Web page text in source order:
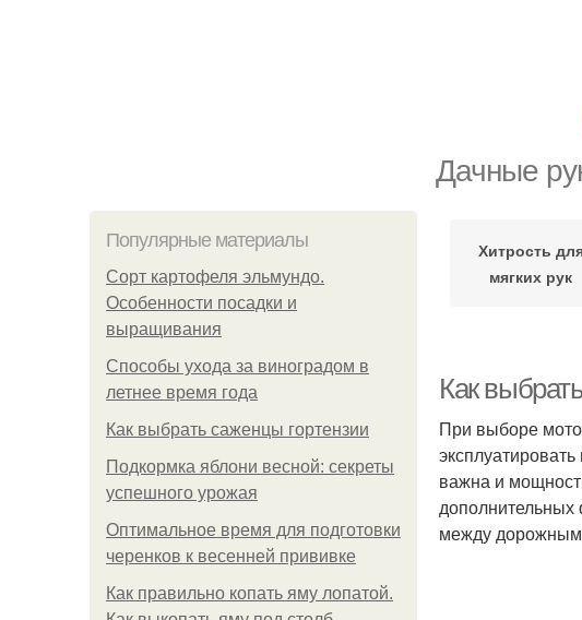
Дачные
Популярные материалы
Сорт картофеля эльмундо.
Особенности посадки и
выращивания
Способы ухода за виноградом в
летнее время года
Как выбрать саженцы гортензии
Подкормка яблони весной: секреты
успешного урожая
Оптимальное время для подготовки
черенков к весенней прививке
Как правильно копать яму лопатой.
Хитрость
мягких рук
Как
При выборе
важна и
дополнительных
между